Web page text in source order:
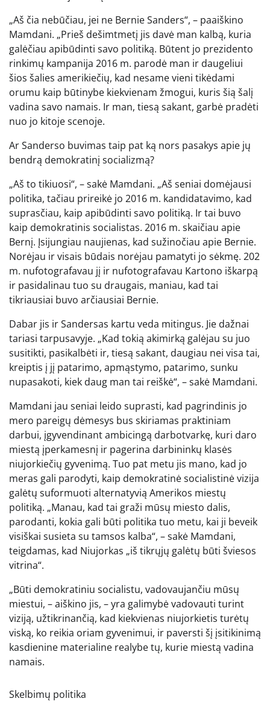
„Aš čia nebūčiau, jei ne Bernie Sanders“, – paaiškino
Mamdani. „Prieš dešimtmetį jis davė man kalbą, kuria
galėčiau apibūdinti savo politiką. Būtent jo prezidento
rinkimų kampanija 2016 m. parodė man ir daugeliui
šios šalies amerikiečių, kad nesame vieni tikėdami
orumu kaip būtinybe kiekvienam žmogui, kuris šią šalį
vadina savo namais. Ir man, tiesą sakant, garbė pradėti
nuo jo kitoje scenoje.
Ar Sanderso buvimas taip pat ką nors pasakys apie jų
bendrą demokratinį socializmą?
„Aš to tikiuosi“, – sakė Mamdani. „Aš seniai domėjausi
politika, tačiau prireikė jo 2016 m. kandidatavimo, kad
suprasčiau, kaip apibūdinti savo politiką. Ir tai buvo
kaip demokratinis socialistas. 2016 m. skaičiau apie
Bernį. Įsijungiau naujienas, kad sužinočiau apie Bernie.
Norėjau ir visais būdais norėjau pamatyti jo sėkmę. 202
m. nufotografavau jį ir nufotografavau Kartono iškarpą
ir pasidalinau tuo su draugais, maniau, kad tai
tikriausiai buvo arčiausiai Bernie.
Dabar jis ir Sandersas kartu veda mitingus. Jie dažnai
tariasi tarpusavyje. „Kad tokią akimirką galėjau su juo
susitikti, pasikalbėti ir, tiesą sakant, daugiau nei visa tai,
kreiptis į jį patarimo, apmąstymo, patarimo, sunku
nupasakoti, kiek daug man tai reiškė“, – sakė Mamdani.
Mamdani jau seniai leido suprasti, kad pagrindinis jo
mero pareigų dėmesys bus skiriamas praktiniam
darbui, įgyvendinant ambicingą darbotvarkę, kuri daro
miestą įperkamesnį ir pagerina darbininkų klasės
niujorkiečių gyvenimą. Tuo pat metu jis mano, kad jo
meras gali parodyti, kaip demokratinė socialistinė vizija
galėtų suformuoti alternatyvią Amerikos miestų
politiką. „Manau, kad tai graži mūsų miesto dalis,
parodanti, kokia gali būti politika tuo metu, kai ji beveik
visiškai susieta su tamsos kalba“, – sakė Mamdani,
teigdamas, kad Niujorkas „iš tikrųjų galėtų būti šviesos
vitrina“.
„Būti demokratiniu socialistu, vadovaujančiu mūsų
miestui, – aiškino jis, – yra galimybė vadovauti turint
viziją, užtikrinančią, kad kiekvienas niujorkietis turėtų
viską, ko reikia oriam gyvenimui, ir paversti šį įsitikinimą
kasdienine materialine realybe tų, kurie miestą vadina
namais.
Skelbimų politika